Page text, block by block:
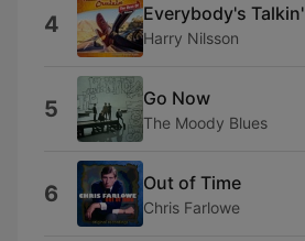
4 Everybody's Talkin'
Harry Nilsson
5 Go Now
The Moody Blues
6 Out of Time
Chris Farlowe